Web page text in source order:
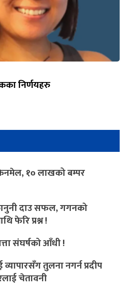
निर्णयहरु
१० लाखको बम्पर
दाउ सफल, गगनको
फेरि प्रश्न !
संघर्षको आँधी !
व्यापारसँग तुलना नगर्न प्रदीप
चेतावनी